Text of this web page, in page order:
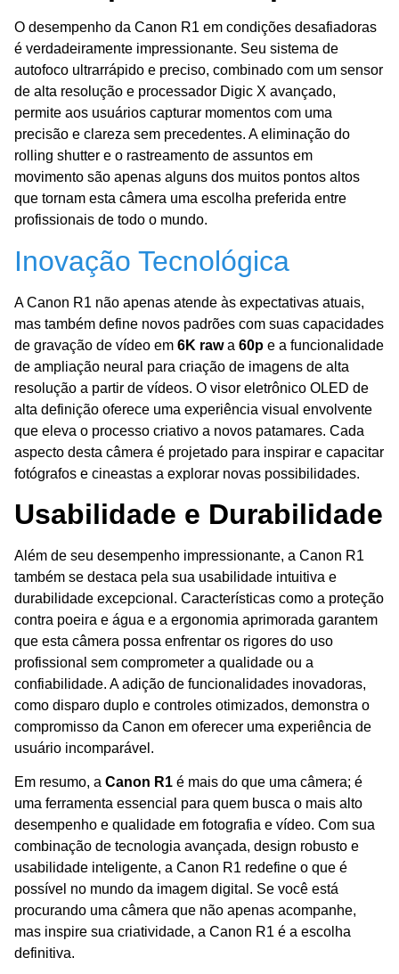
O desempenho da Canon R1 em condições desafiadoras
é verdadeiramente impressionante. Seu sistema de
autofoco ultrarrápido e preciso, combinado com um sensor
de alta resolução e processador Digic X avançado,
permite aos usuários capturar momentos com uma
precisão e clareza sem precedentes. A eliminação do
rolling shutter e o rastreamento de assuntos em
movimento são apenas alguns dos muitos pontos altos
que tornam esta câmera uma escolha preferida entre
profissionais de todo o mundo.
Inovação Tecnológica
A Canon R1 não apenas atende às expectativas atuais,
mas também define novos padrões com suas capacidades
de gravação de vídeo em 6K rawa 60p e a funcionalidade
de ampliação neural para criação de imagens de alta
resolução a partir de vídeos. O visor eletrônico OLED de
alta definição oferece uma experiência visual envolvente
que eleva o processo criativo a novos patamares. Cada
aspecto desta câmera é projetado para inspirar e capacitar
fotógrafos e cineastas a explorar novas possibilidades.
Usabilidade e Durabilidade
Além de seu desempenho impressionante, a Canon R1
também se destaca pela sua usabilidade intuitiva e
durabilidade excepcional. Características como a proteção
contra poeira e água e a ergonomia aprimorada garantem
que esta câmera possa enfrentar os rigores do uso
profissional sem comprometer a qualidade ou a
confiabilidade. A adição de funcionalidades inovadoras,
como disparo duplo e controles otimizados, demonstra o
compromisso da Canon em oferecer uma experiência de
usuário incomparável.
Em resumo, a Canon R1 é mais do que uma câmera; é
uma ferramenta essencial para quem busca o mais alto
desempenho e qualidade em fotografia e vídeo. Com sua
combinação de tecnologia avançada, design robusto e
usabilidade inteligente, a Canon R1 redefine o que é
possível no mundo da imagem digital. Se você está
procurando uma câmera que não apenas acompanhe,
mas inspire sua criatividade, a Canon R1 é a escolha
definitiva.